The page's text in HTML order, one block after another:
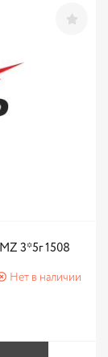
3*5г 1508
Нет в наличии